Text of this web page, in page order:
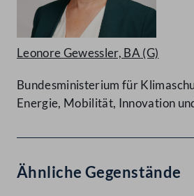
Leonore Gewessler, BA (G)
Bundesministerium für
Energie, Mobilität, Innovation
Ähnliche Gegenstände